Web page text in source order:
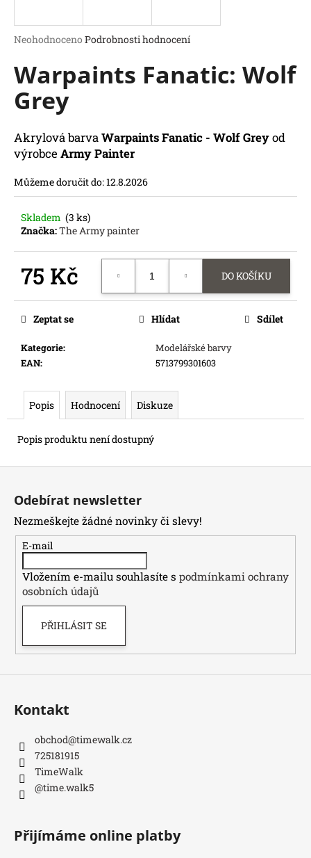
Průměrné
produktu
je
0,0
z
hvězdiček.
Neohodnoceno Podrobnosti hodnocení
Warpaints Fanatic: Wolf
Grey
Akrylová barva Warpaints Fanatic - Wolf Greyod
výrobce Army Painter
Můžeme doručit do:12.8.2026
Skladem (3 ks)
Značka:The Army painter
75 Kč DO KOŠÍKU
Kategorie:
Modelářské barvy
EAN: 5713799301603
Zeptat se Hlídat Sdílet
Popis Hodnocení Diskuze
Popis produktu není dostupný
j
t
?
HLEDAT
D
o
p
o
j
e
e
TOPPS
CHROME
DISNEY
BOX
2
Kč
Z
Odebírat newsletter
Nezmeškejte žádné novinky či slevy!
E-mail
Vložením e-mailu souhlasíte s podmínkami ochrany
osobních údajů
PŘIHLÁSIT SE
Kontakt
obchod@timewalk.cz
725181915
TimeWalk
@time.walk5
Přijímáme online platby